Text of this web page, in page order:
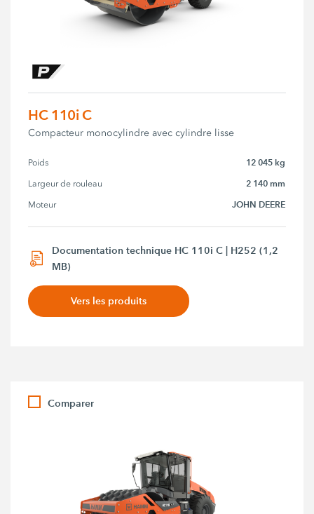
HC 110i C
Compacteur monocylindre avec cylindre lisse
Poids 12 045 kg
Largeur de rouleau 2 140 mm
Moteur JOHN DEERE
Documentation technique HC 110i C | H252 (1,2
MB)
Vers les produits
Comparer